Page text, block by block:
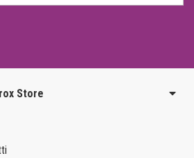
Store